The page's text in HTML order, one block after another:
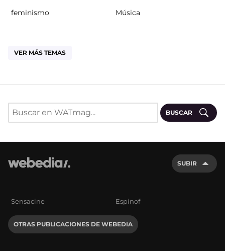
feminismo Música
VER MÁS TEMAS
BUSCAR
SUBIR
Sensacine Espinof
OTRAS PUBLICACIONES DE WEBEDIA